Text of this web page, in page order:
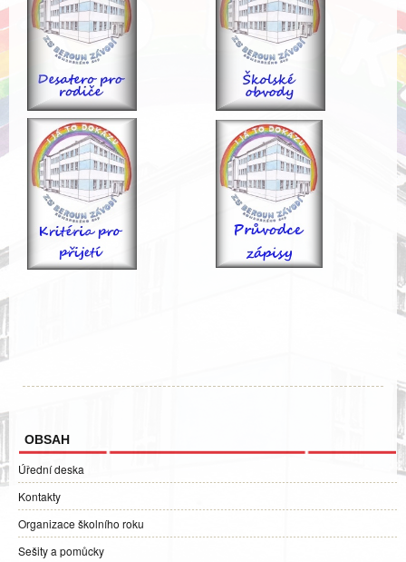
OBSAH
Úřední deska
Kontakty
Organizace školního roku
Sešity a pomůcky